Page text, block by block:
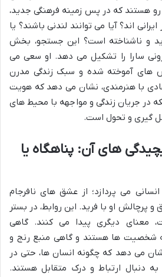
رو هستند که در پس زمینه فرهنگی جدید،
اند؟ آیا می توانند لندنی باشند؟ یا
و ناشناخته است؟ این جستجو، بخش
سارا را تشکیل می دهد. او سعی می
های آموخته شده و سبک زندگی مدرن
با هنرمندی، نشان می دهد که هویت
در جریان زندگی و مواجهه با محیط های
گیری و تحول است.
های آن: پناهگاه یا
می پردازد؛ از عشق های نافرجام
و پرچالش او با فرید. این روابط، در بستر
معنای دیگری پیدا می کنند. گاهی
شخصیت ها هستند و گاهی منبع رنج و
می دهد که چگونه انسان ها، حتی در
به دنبال ارتباط و درک متقابل هستند.